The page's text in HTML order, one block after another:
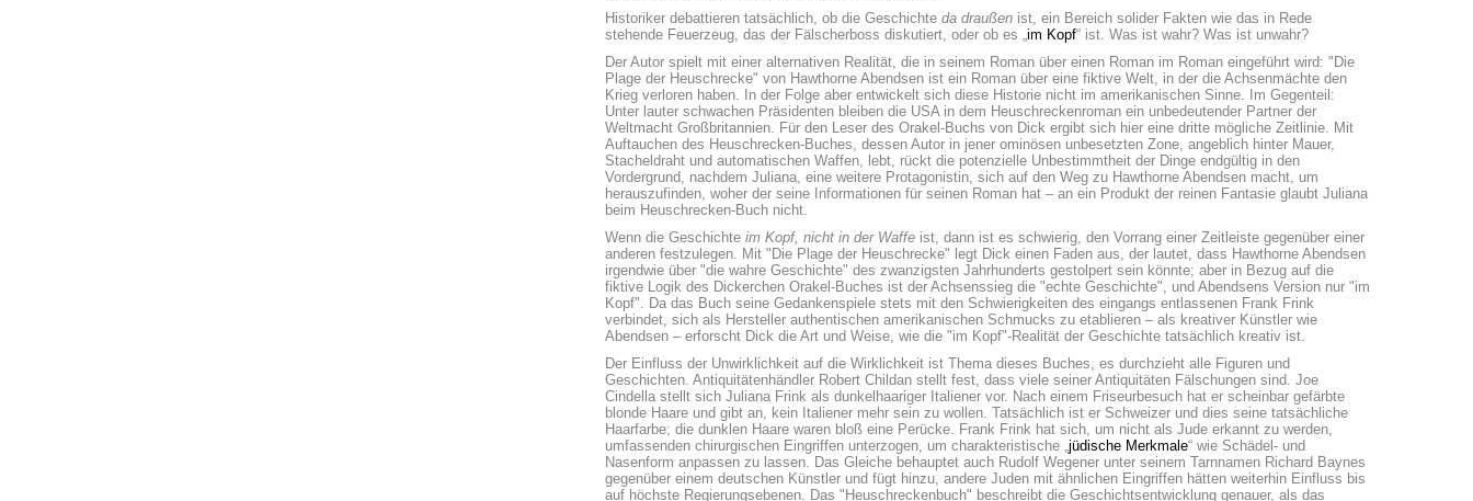
Historiker debattieren tatsächlich, ob die Geschichte da draußen ist, ein Bereich solider Fakten wie das in Rede
stehende Feuerzeug, das der Fälscherboss diskutiert, oder ob es „im Kopf“ ist. Was ist wahr? Was ist unwahr?
Der Autor spielt mit einer alternativen Realität, die in seinem Roman über einen Roman im Roman eingeführt wird: "Die
Plage der Heuschrecke" von Hawthorne Abendsen ist ein Roman über eine fiktive Welt, in der die Achsenmächte den
Krieg verloren haben. In der Folge aber entwickelt sich diese Historie nicht im amerikanischen Sinne. Im Gegenteil:
Unter lauter schwachen Präsidenten bleiben die USA in dem Heuschreckenroman ein unbedeutender Partner der
Weltmacht Großbritannien. Für den Leser des Orakel-Buchs von Dick ergibt sich hier eine dritte mögliche Zeitlinie. Mit
Auftauchen des Heuschrecken-Buches, dessen Autor in jener ominösen unbesetzten Zone, angeblich hinter Mauer,
Stacheldraht und automatischen Waffen, lebt, rückt die potenzielle Unbestimmtheit der Dinge endgültig in den
Vordergrund, nachdem Juliana, eine weitere Protagonistin, sich auf den Weg zu Hawthorne Abendsen macht, um
herauszufinden, woher der seine Informationen für seinen Roman hat – an ein Produkt der reinen Fantasie glaubt Juliana
beim Heuschrecken-Buch nicht.
Wenn die Geschichte im Kopf, nicht in der Waffe ist, dann ist es schwierig, den Vorrang einer Zeitleiste gegenüber einer
anderen festzulegen. Mit "Die Plage der Heuschrecke" legt Dick einen Faden aus, der lautet, dass Hawthorne Abendsen
irgendwie über "die wahre Geschichte" des zwanzigsten Jahrhunderts gestolpert sein könnte; aber in Bezug auf die
fiktive Logik des Dickerchen Orakel-Buches ist der Achsenssieg die "echte Geschichte", und Abendsens Version nur "im
Kopf". Da das Buch seine Gedankenspiele stets mit den Schwierigkeiten des eingangs entlassenen Frank Frink
verbindet, sich als Hersteller authentischen amerikanischen Schmucks zu etablieren – als kreativer Künstler wie
Abendsen – erforscht Dick die Art und Weise, wie die "im Kopf"-Realität der Geschichte tatsächlich kreativ ist.
Der Einfluss der Unwirklichkeit auf die Wirklichkeit ist Thema dieses Buches, es durchzieht alle Figuren und
Geschichten. Antiquitätenhändler Robert Childan stellt fest, dass viele seiner Antiquitäten Fälschungen sind. Joe
Cindella stellt sich Juliana Frink als dunkelhaariger Italiener vor. Nach einem Friseurbesuch hat er scheinbar gefärbte
blonde Haare und gibt an, kein Italiener mehr sein zu wollen. Tatsächlich ist er Schweizer und dies seine tatsächliche
Haarfarbe; die dunklen Haare waren bloß eine Perücke. Frank Frink hat sich, um nicht als Jude erkannt zu werden,
umfassenden chirurgischen Eingriffen unterzogen, um charakteristische „jüdische Merkmale“ wie Schädel- und
Nasenform anpassen zu lassen. Das Gleiche behauptet auch Rudolf Wegener unter seinem Tarnnamen Richard Baynes
gegenüber einem deutschen Künstler und fügt hinzu, andere Juden mit ähnlichen Eingriffen hätten weiterhin Einfluss bis
auf höchste Regierungsebenen. Das "Heuschreckenbuch" beschreibt die Geschichtsentwicklung genauer, als das